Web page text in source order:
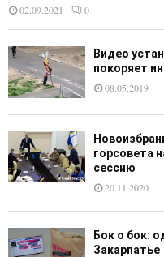
02.09.2021
0
Видео
покоряет
08.05.2019
горсовета
сессию
20.11.2020
Бок о бок:
Закарпатье